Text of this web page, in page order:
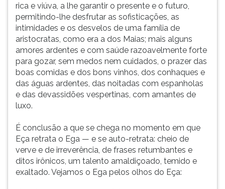
rica e viúva, a lhe garantir o presente e o futuro,
permitindo-lhe desfrutar as sofisticações, as
intimidades e os desvelos de uma família de
aristocratas, como era a dos Maias; mais alguns
amores ardentes e com saúde razoavelmente forte
para gozar, sem medos nem cuidados, o prazer das
boas comidas e dos bons vinhos, dos conhaques e
das águas ardentes, das noitadas com espanholas
e das devassidões vespertinas, com amantes de
luxo.
É conclusão a que se chega no momento em que
Eça retrata o Ega — e se auto-retrata: cheio de
verve e de irreverência, de frases retumbantes e
ditos irônicos, um talento amaldiçoado, temido e
exaltado. Vejamos o Ega pelos olhos do Eça: